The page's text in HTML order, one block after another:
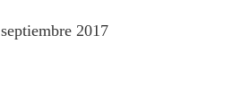
septiembre 2017